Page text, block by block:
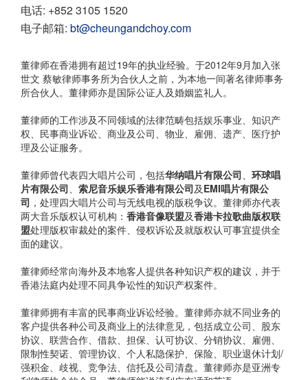
电话: +852 3105 1520
电子邮箱: bt@cheungandchoy.com
董律师在香港拥有超过19年的执业经验。于2012年9月加入张
世文 蔡敏律师事务所为合伙人之前，为本地一间著名律师事务
所合伙人。董律师亦是国际公证人及婚姻监礼人。
董律师的工作涉及不同领域的法律范畴包括娱乐事业、知识产
权、民事商业诉讼、商业及公司、物业、雇佣、遗产、医疗护
理及公证服务。
董律师曾代表四大唱片公司，包括华纳唱片有限公司、 环球唱
片有限公司、 索尼音乐娱乐香港有限公司及EMI唱片有限公
司 ，处理四大唱片公司与无线电视的版税争议。董律师亦代表
两大音乐版权认可机构： 香港音像联盟及香港卡拉歌曲版权联
盟处理版权审裁处的案件、侵权诉讼及就版权认可事宜提供全
面的建议。
董律师经常向海外及本地客人提供各种知识产权的建议，并于
香港法庭内处理不同具争讼性的知识产权案件。
董律师拥有丰富的民事商业诉讼经验。董律师亦就不同业务的
客户提供各种公司及商业上的法律意见，包括成立公司、股东
协议、联营合作、借款、担保、认可协议、分销协议、雇佣、
限制性契诺、管理协议、个人私隐保护、保险、职业退休计划/
强积金、歧视、竞争法、信托及公司清盘。董律师亦是亚洲专